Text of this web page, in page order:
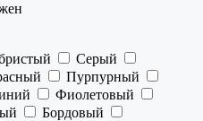
Серый
Пурпурный
Фиолетовый
Бордовый